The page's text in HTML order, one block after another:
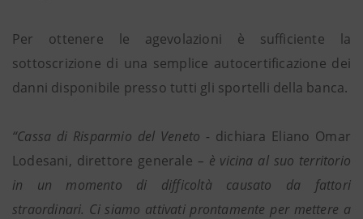
Per ottenere le agevolazioni è sufficiente la
sottoscrizione di una semplice autocertificazione dei
danni disponibile presso tutti gli sportelli della banca.
“Cassa di Risparmio del Veneto - dichiara Eliano Omar
Lodesani, direttore generale – è vicina al suo territorio
in un momento di difficoltà causato da fattori
straordinari. Ci siamo attivati prontamente per mettere a